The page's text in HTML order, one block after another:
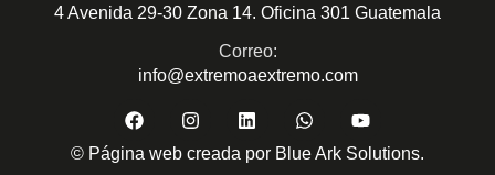
4 Avenida 29-30 Zona 14. Oficina 301 Guatemala
Correo:
info@extremoaextremo.com
© Página web creada por Blue Ark Solutions.